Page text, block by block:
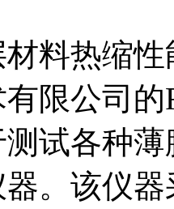
料热缩
限公司
试各种
。该仪